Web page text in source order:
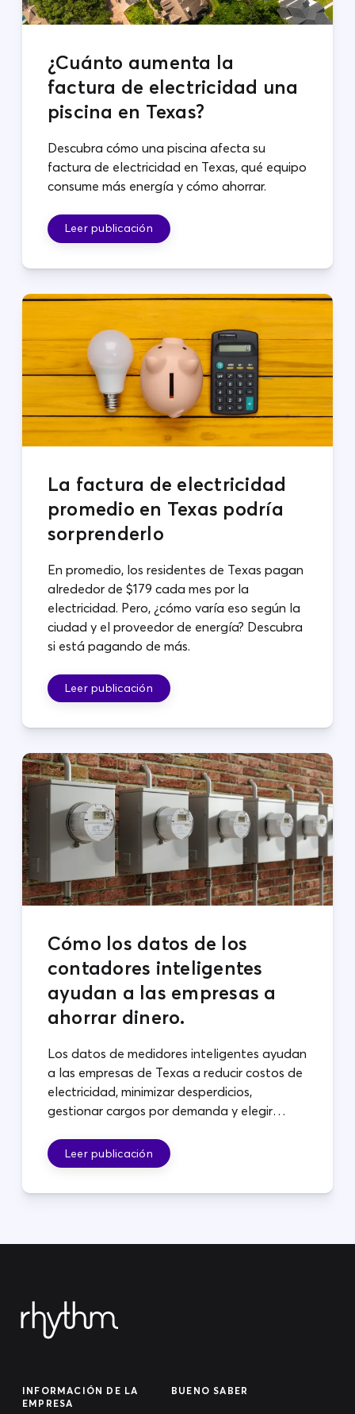
¿Cuánto aumenta la
factura de electricidad una
piscina en Texas?
Descubra cómo una piscina afecta su
factura de electricidad en Texas, qué equipo
consume más energía y cómo ahorrar.
Leer publicación
La factura de electricidad
promedio en Texas podría
sorprenderlo
En promedio, los residentes de Texas pagan
alrededor de $179 cada mes por la
electricidad. Pero, ¿cómo varía eso según la
ciudad y el proveedor de energía? Descubra
si está pagando de más.
Leer publicación
Cómo los datos de los
contadores inteligentes
ayudan a las empresas a
ahorrar dinero.
Los datos de medidores inteligentes ayudan
a las empresas de Texas a reducir costos de
electricidad, minimizar desperdicios,
gestionar cargos por demanda y elegir
Leer publicación
INFORMACIÓN DE LA
EMPRESA
BUENO SABER